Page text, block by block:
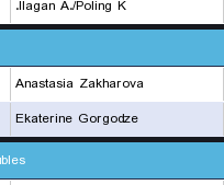
Ilagan A./Poling K.
Anastasia Zakharova
Ekaterine Gorgodze